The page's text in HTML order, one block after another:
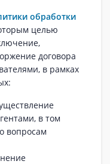
обработки
целью
договора
в рамках
в том
вопросам